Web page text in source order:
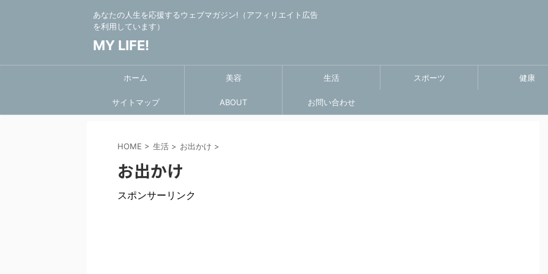
あなたの人生を応援するウェブマガジン!（アフィリエイト広告
を利用しています）
MY LIFE!
ホーム 美容 生活 スポーツ 健康
サイトマップ ABOUT お問い合わせ
HOME > 生活 > お出かけ >
お出かけ
スポンサーリンク